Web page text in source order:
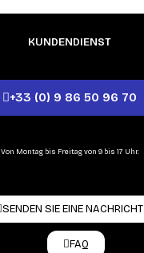
KUNDENDIENST
+33 (0) 9 86 50 96 70
Von Montag bis Freitag von 9 bis 17 Uhr.
SENDEN SIE EINE NACHRICHT
FAQ